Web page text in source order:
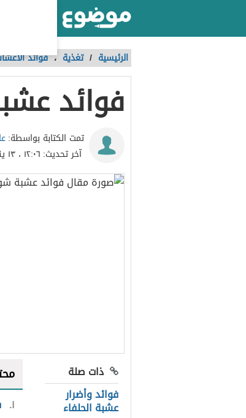
الرئيسية / تغذية ،فوائد
فوائد
تمت الكتابة بواسطة:
آخر تحديث: ١٢:٠٦ ، ١٣ يناير ٢٠٢١
ذات صلة
فوائد وأضرار
عشبة الحلفاء
١